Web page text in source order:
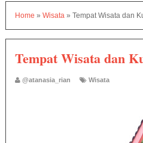
Home » Wisata » Tempat Wisata dan
Tempat Wisata dan
@atanasia_rian Wisata